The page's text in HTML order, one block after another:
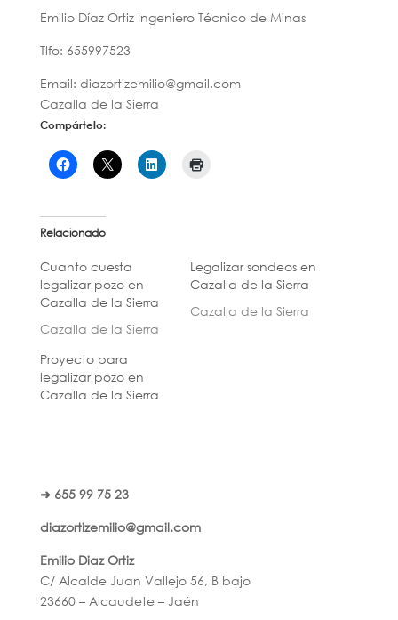
Emilio Díaz Ortiz Ingeniero Técnico de Minas
Tlfo: 655997523
Email: diazortizemilio@gmail.com
Cazalla de la Sierra
Compártelo:
Relacionado
Cuanto cuesta
legalizar pozo en
Cazalla de la Sierra
Cazalla de la Sierra
Legalizar sondeos en
Cazalla de la Sierra
Cazalla de la Sierra
Proyecto para
legalizar pozo en
Cazalla de la Sierra
➜ 655 99 75 23
diazortizemilio@gmail.com
Emilio Diaz Ortiz
C/ Alcalde Juan Vallejo 56, B bajo
23660 – Alcaudete – Jaén